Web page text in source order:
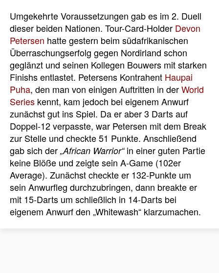
Umgekehrte Voraussetzungen gab es im 2. Duell
dieser beiden Nationen. Tour-Card-Holder Devon
Petersen hatte gestern beim südafrikanischen
Überraschungserfolg gegen Nordirland schon
geglänzt und seinen Kollegen Bouwers mit starken
Finishs entlastet. Petersens Kontrahent Haupai
Puha, den man von einigen Auftritten in derWorld
Series kennt, kam jedoch bei eigenem Anwurf
zunächst gut ins Spiel. Da er aber 3 Darts auf
Doppel-12 verpasste, war Petersen mit dem Break
zur Stelle und checkte 51 Punkte. Anschließend
gab sich der „African Warrior“in einer guten Partie
keine Blöße und zeigte sein A-Game (102er
Average). Zunächst checkte er 132-Punkte um
sein Anwurfleg durchzubringen, dann breakte er
mit 15-Darts um schließlich in 14-Darts bei
eigenem Anwurf den „Whitewash“ klarzumachen.